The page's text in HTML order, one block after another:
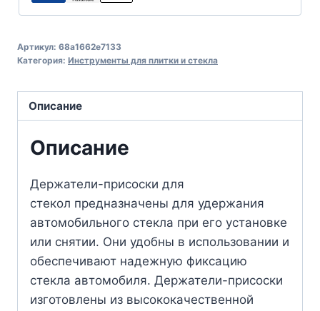
Артикул: 68a1662e7133
Категория: Инструменты для плитки и стекла
Описание
Описание
Держатели-присоски для
стекол предназначены для удержания
автомобильного стекла при его установке
или снятии. Они удобны в использовании и
обеспечивают надежную фиксацию
стекла автомобиля. Держатели-присоски
изготовлены из высококачественной